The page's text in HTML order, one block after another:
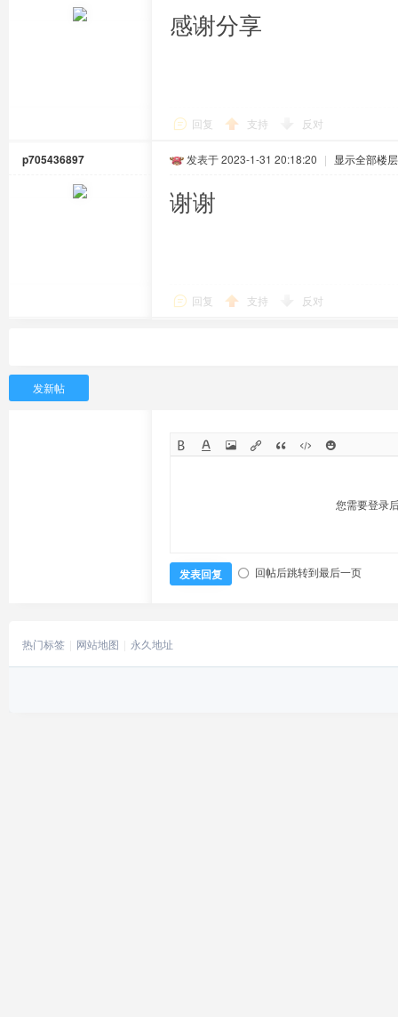
感谢分享
回复 支持 反对
p705436897 发表于 2023-1-31 20:18:20 | 显示全部楼层
谢谢
回复 支持 反对
发新帖
您需要登录
发表回复 回帖后跳转到最后一页
热门标签 网站地图 永久地址